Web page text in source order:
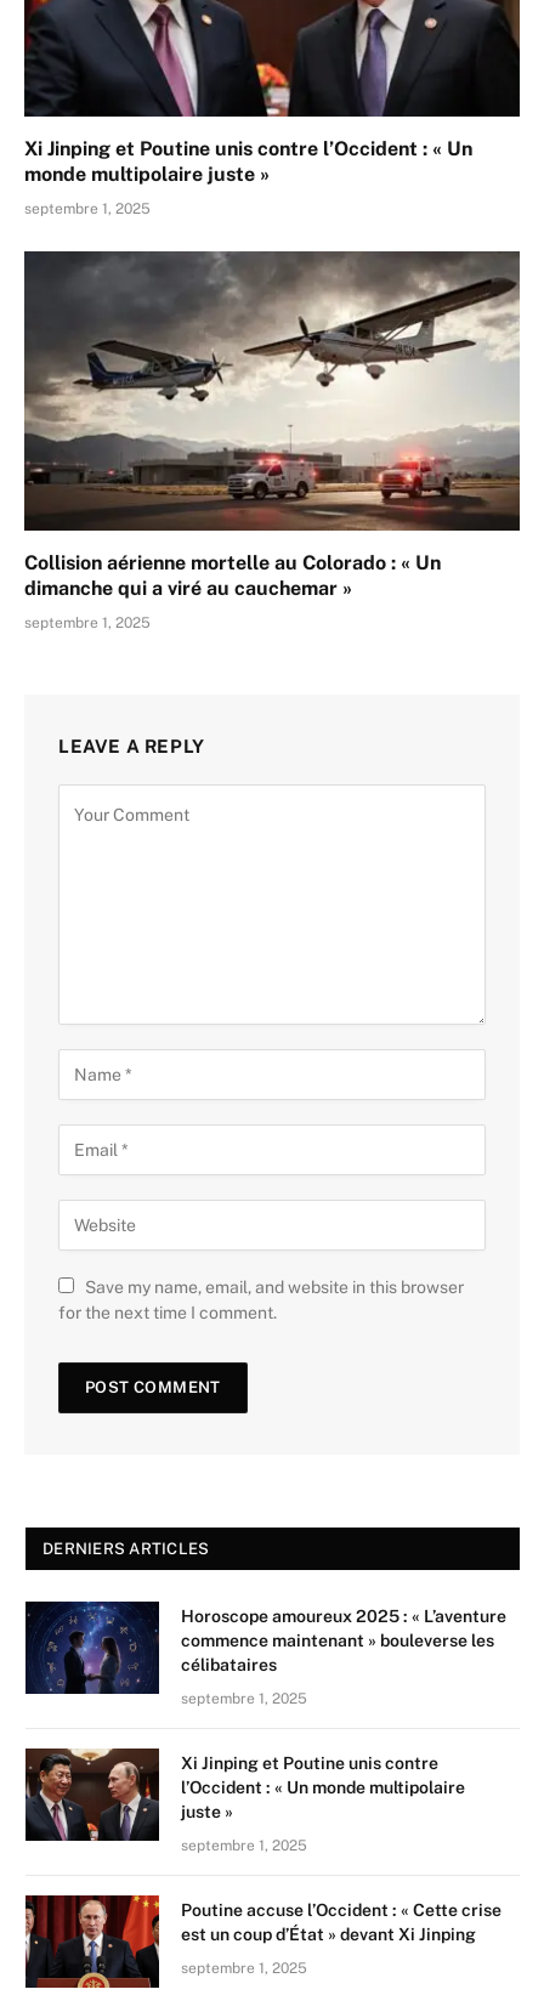
Xi Jinping et Poutine unis contre l’Occident : « Un
monde multipolaire juste »
septembre 1, 2025
Collision aérienne mortelle au Colorado : « Un
dimanche qui a viré au cauchemar »
septembre 1, 2025
LEAVE A REPLY
Save my name, email, and website in this browser
for the next time I comment.
DERNIERS ARTICLES
Horoscope amoureux 2025 : « L’aventure
commence maintenant » bouleverse les
célibataires
septembre 1, 2025
Xi Jinping et Poutine unis contre
l’Occident : « Un monde multipolaire
juste »
septembre 1, 2025
Poutine accuse l’Occident : « Cette crise
est un coup d’État » devant Xi Jinping
septembre 1, 2025